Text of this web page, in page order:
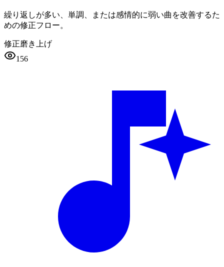
繰り返しが多い、単調、または感情的に弱い曲を改善するた
めの修正フロー。
修正磨き上げ
156